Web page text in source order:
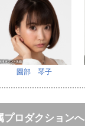
園部 琴子
プロダクションへ